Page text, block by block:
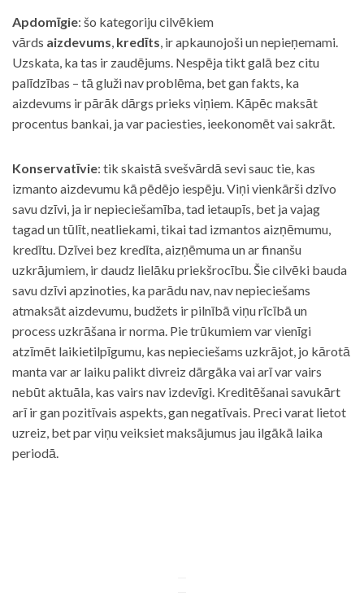
Apdomīgie: šo kategoriju cilvēkiem
vārds aizdevums, kredīts, ir apkaunojoši un nepieņemami.
Uzskata, ka tas ir zaudējums. Nespēja tikt galā bez citu
palīdzības – tā gluži nav problēma, bet gan fakts, ka
aizdevums ir pārāk dārgs prieks viņiem. Kāpēc maksāt
procentus bankai, ja var paciesties, ieekonomēt vai sakrāt.
Konservatīvie: tik skaistā svešvārdā sevi sauc tie, kas
izmanto aizdevumu kā pēdējo iespēju. Viņi vienkārši dzīvo
savu dzīvi, ja ir nepieciešamība, tad ietaupīs, bet ja vajag
tagad un tūlīt, neatliekami, tikai tad izmantos aizņēmumu,
kredītu. Dzīvei bez kredīta, aizņēmuma un ar finanšu
uzkrājumiem, ir daudz lielāku priekšrocību. Šie cilvēki bauda
savu dzīvi apzinoties, ka parādu nav, nav nepieciešams
atmaksāt aizdevumu, budžets ir pilnībā viņu rīcībā un
process uzkrāšana ir norma. Pie trūkumiem var vienīgi
atzīmēt laikietilpīgumu, kas nepieciešams uzkrājot, jo kārotā
manta var ar laiku palikt divreiz dārgāka vai arī var vairs
nebūt aktuāla, kas vairs nav izdevīgi. Kreditēšanai savukārt
arī ir gan pozitīvais aspekts, gan negatīvais. Preci varat lietot
uzreiz, bet par viņu veiksiet maksājumus jau ilgākā laika
periodā.